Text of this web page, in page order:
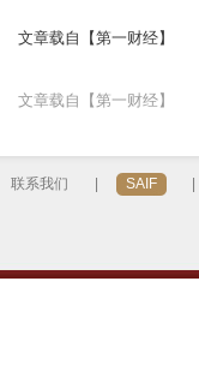
文章载自【第一财经】
文章载自【第一财经】
联系我们 SAIF